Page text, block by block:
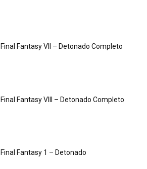
Final Fantasy VII – Detonado Completo
Final Fantasy VIII – Detonado Completo
Final Fantasy 1 – Detonado